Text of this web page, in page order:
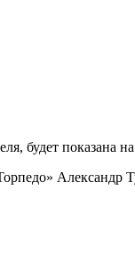
будет показана
Александр